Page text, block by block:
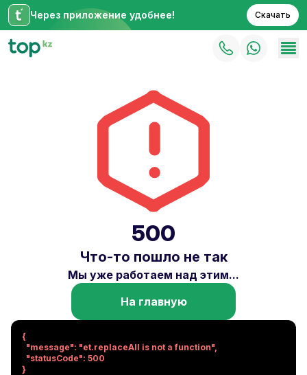
Через приложение удобнее! Скачать
500
Что-то пошло не так
Мы уже работаем над этим...
На главную
{
}